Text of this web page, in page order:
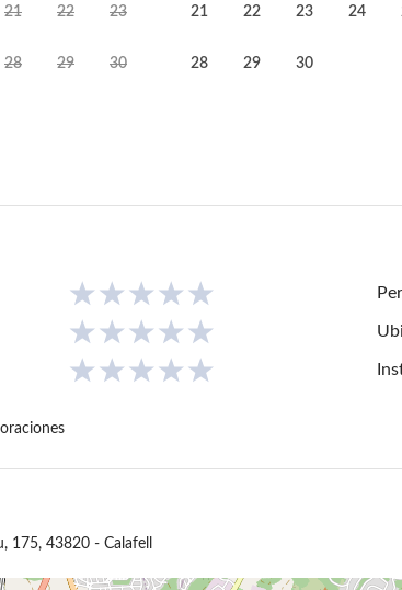
21 22 23
28 29 30
21 22 23 24
28 29 30
175, 43820 - Calafell